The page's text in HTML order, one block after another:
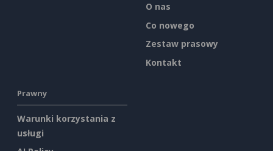
O nas
Co nowego
Zestaw prasowy
Kontakt
Prawny
Warunki korzystania z
usługi